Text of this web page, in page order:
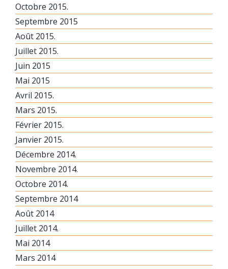
Octobre 2015.
Septembre 2015
Août 2015.
Juillet 2015.
Juin 2015
Mai 2015
Avril 2015.
Mars 2015.
Février 2015.
Janvier 2015.
Décembre 2014.
Novembre 2014.
Octobre 2014.
Septembre 2014
Août 2014
Juillet 2014.
Mai 2014
Mars 2014